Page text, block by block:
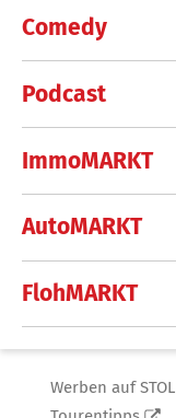
Comedy
Podcast
ImmoMARKT
AutoMARKT
FlohMARKT
Werben auf STOL